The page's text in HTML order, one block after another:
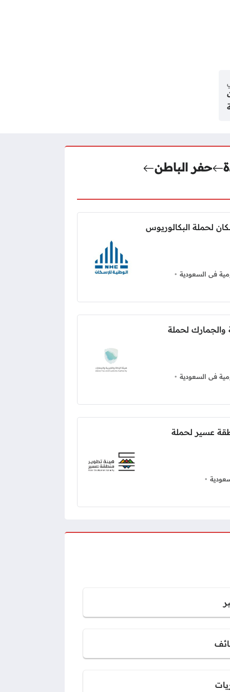
حفر الباطن
لحملة البكالوريوس
فى السعودية
والجمارك لحملة
فى السعودية
عسير لحملة